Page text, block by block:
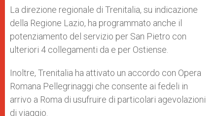
La direzione regionale di Trenitalia, su indicazione
della Regione Lazio, ha programmato anche il
potenziamento del servizio per San Pietro con
ulteriori 4 collegamenti da e per Ostiense.
Inoltre, Trenitalia ha attivato un accordo con Opera
Romana Pellegrinaggi che consente ai fedeli in
arrivo a Roma di usufruire di particolari agevolazioni
di viaggio.